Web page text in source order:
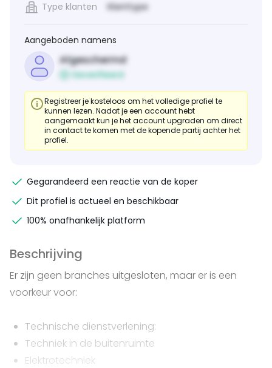
Type klanten
Klanttype
Aangeboden namens
Afgeschermd
Geverifieerd
Registreer je kosteloos om het volledige profiel te
kunnen lezen. Nadat je een account hebt
aangemaakt kun je het account upgraden om direct
in contact te komen met de kopende partij achter het
profiel.
Gegarandeerd een reactie van de koper
Dit profiel is actueel en beschikbaar
100% onafhankelijk platform
Beschrijving
Er zijn geen branches uitgesloten, maar er is een
voorkeur voor:
Technische dienstverlening:
Techniek in de buitenruimte
Elektrotechniek